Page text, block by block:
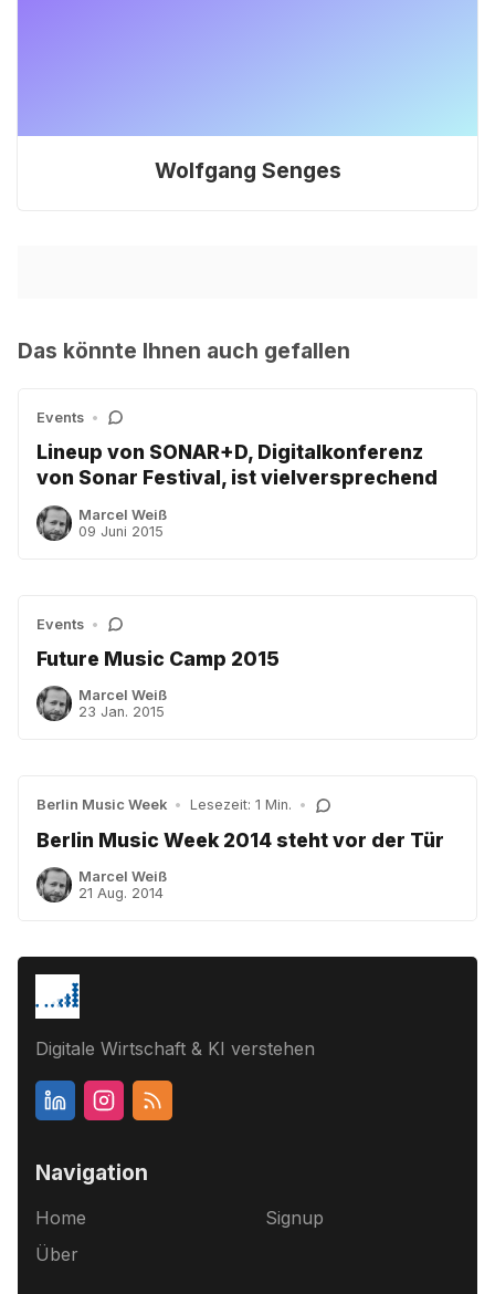
Wolfgang Senges
Das könnte Ihnen auch gefallen
Events •
Lineup von SONAR+D, Digitalkonferenz
von Sonar Festival, ist vielversprechend
Marcel Weiß
09 Juni 2015
Events •
Future Music Camp 2015
Marcel Weiß
23 Jan. 2015
Berlin Music Week • Lesezeit: 1 Min. •
Berlin Music Week 2014 steht vor der Tür
Marcel Weiß
21 Aug. 2014
Digitale Wirtschaft & KI verstehen
Navigation
Home
Über
Signup